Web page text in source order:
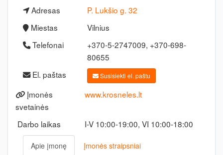
Adresas
P. Lukšio g. 32
Miestas
Vilnius
Telefonai
+370-5-2747009, +370-698-
80655
El. paštas
Susisiekti el. paštu
Įmonės
svetainės
www.krosneles.lt
Darbo laikas I-V 10:00-19:00, VI 10:00-18:00
Apie įmonę Įmonės straipsniai